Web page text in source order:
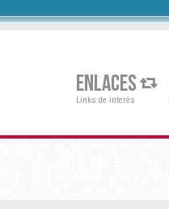
ENLACES
Links de interés